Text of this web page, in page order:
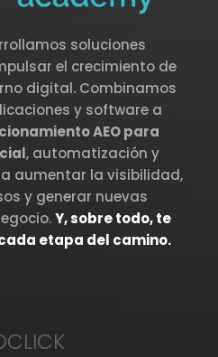
soluciones
el crecimiento de
digital. Combinamos
y software a
AEO para
, automatización y
aumentar la visibilidad,
y generar nuevas
Y, sobre todo, te
etapa del camino.